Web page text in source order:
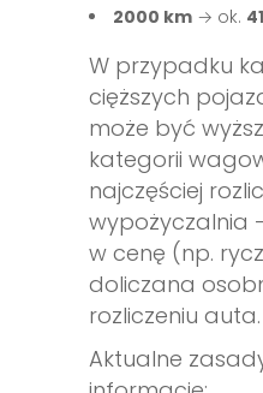
2000 km → ok.
W przypadku
cięższych
może być
kategorii
najczęściej
wypożyczalnia
w cenę (np.
doliczana
rozliczeniu auta.
Aktualne